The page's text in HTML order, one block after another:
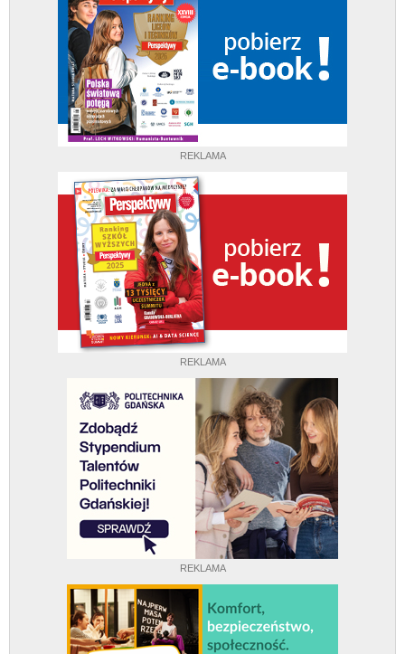
REKLAMA
REKLAMA
REKLAMA